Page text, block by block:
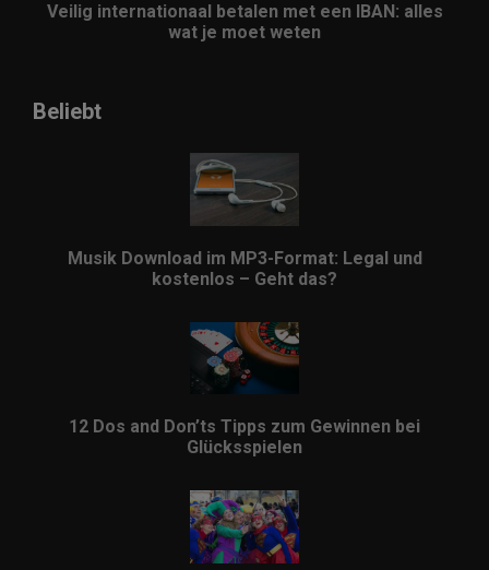
Veilig internationaal betalen met een IBAN: alles
wat je moet weten
Beliebt
Musik Download im MP3-Format: Legal und
kostenlos – Geht das?
12 Dos and Don’ts Tipps zum Gewinnen bei
Glücksspielen